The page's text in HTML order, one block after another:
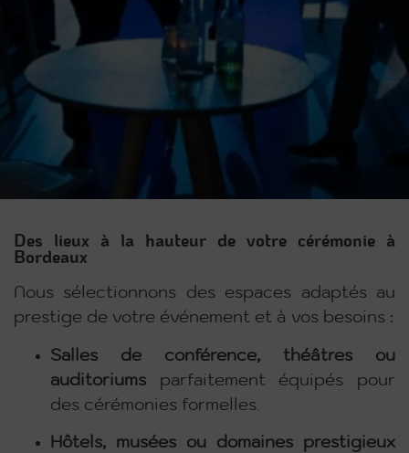
Des lieux à la hauteur de votre cérémonie à
Bordeaux
Nous sélectionnons des espaces adaptés au
prestige de votre événement et à vos besoins :
Salles de conférence, théâtres ou
auditoriums parfaitement équipés pour
des cérémonies formelles.
Hôtels, musées ou domaines prestigieux